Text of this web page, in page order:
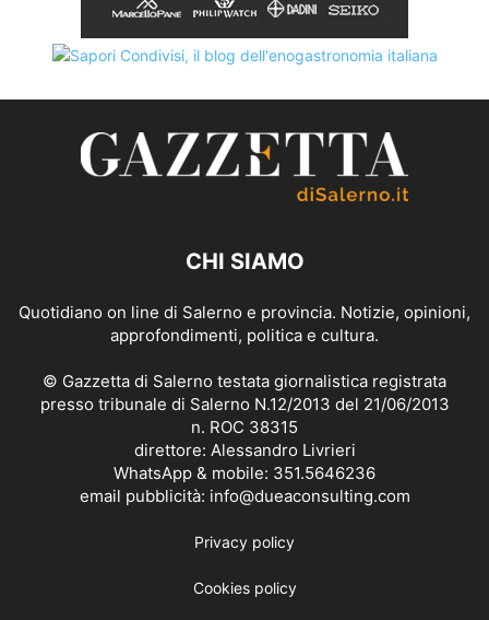
CHI SIAMO
Quotidiano on line di Salerno e provincia. Notizie, opinioni,
approfondimenti, politica e cultura.
© Gazzetta di Salerno testata giornalistica registrata
presso tribunale di Salerno N.12/2013 del 21/06/2013
n. ROC 38315
direttore: Alessandro Livrieri
WhatsApp & mobile: 351.5646236
email pubblicità: info@dueaconsulting.com
Privacy policy
Cookies policy